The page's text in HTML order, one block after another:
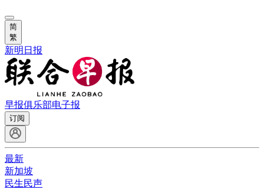
简
繁
新明日报
早报俱乐部电子报
订阅
最新
新加坡
民生民声